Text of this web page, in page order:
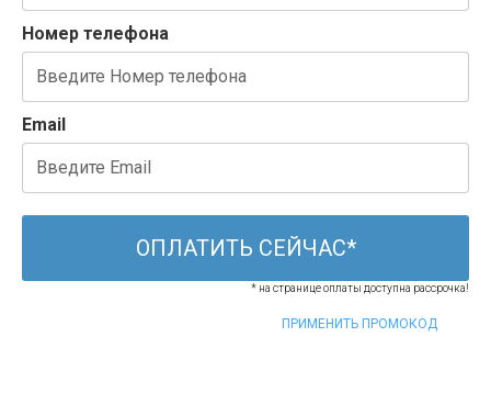
Номер телефона
Email
ОПЛАТИТЬ СЕЙЧАС*
* на странице оплаты доступна рассрочка!
ПРИМЕНИТЬ ПРОМОКОД